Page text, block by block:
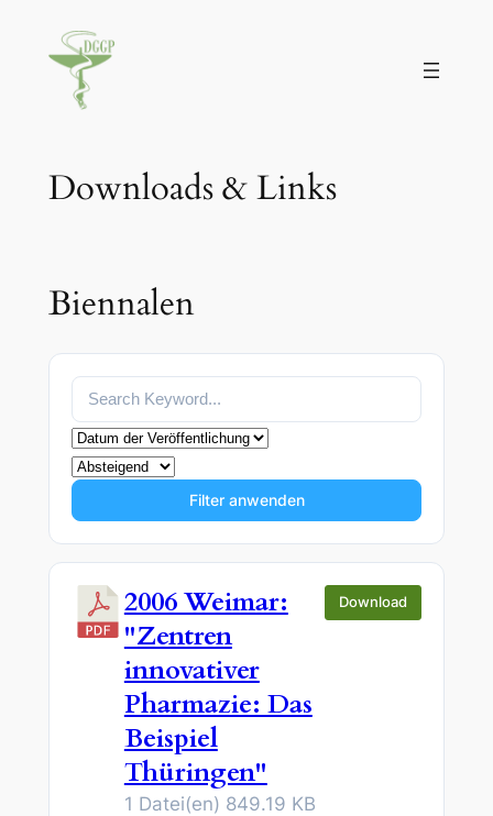
Inhalt
springen
Downloads & Links
Biennalen
Filter anwenden
2006 Weimar:
"Zentren
innovativer
Pharmazie: Das
Beispiel
Thüringen"
1 Datei(en) 849.19 KB
Download